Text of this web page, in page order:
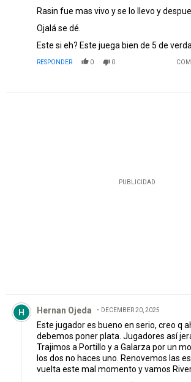
Rasin fue mas vivo y se lo llevo y
Ojalá se dé.
Este si eh? Este juega bien de 5 de
RESPONDER 0 0
PUBLICIDAD
Comentario de Hernan Ojeda.
Hernan Ojeda DECEMBER 20, 2025
Este jugador es bueno en serio, creo q
debemos poner plata. Jugadores así
Trajimos a Portillo y a Galarza por un
los dos no haces uno. Renovemos las
vuelta este mal momento y vamos